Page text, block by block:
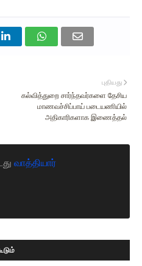
புதியது
கல்வித்துறை சார்ந்தவர்களை தேசிய
மாணவச்சிப்பாய் படையணியில்
அதிகாரிகளாக இணைத்தல்
வாத்தியார்